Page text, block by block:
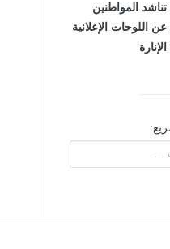
تناشد المواطنين
عن اللوحات الإعلانية